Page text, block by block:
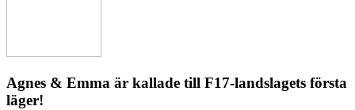
Agnes & Emma är kallade till F17-landslagets första
läger!